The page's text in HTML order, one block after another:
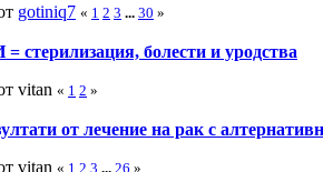
gotiniq7 « 1 2 3 ... 30 »
болести и уродства
vitan « 1 2 »
от лечение на рак с
vitan « 1 2 3 ... 26 »